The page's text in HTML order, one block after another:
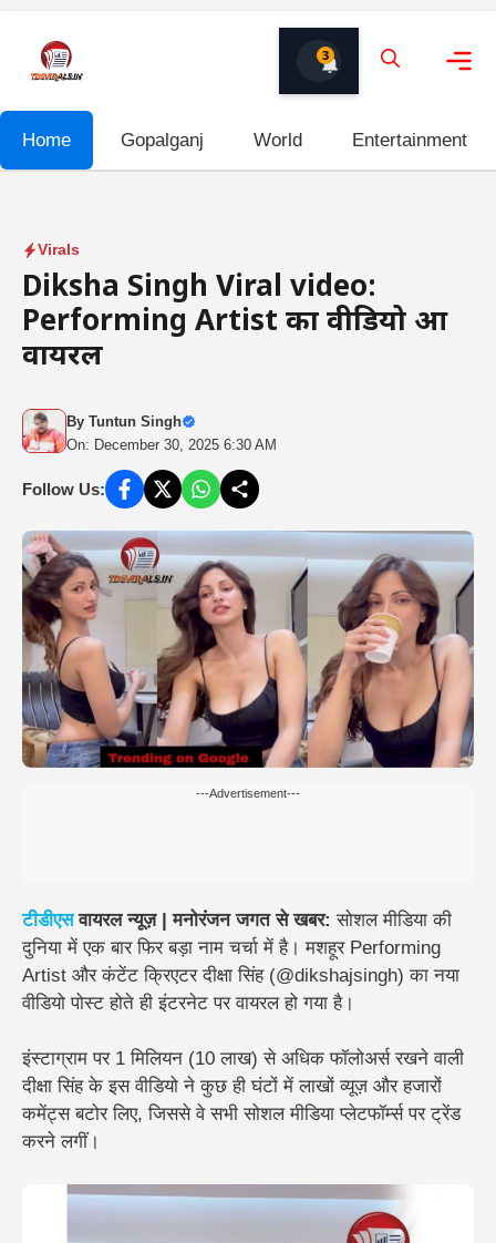
content
3
Home Gopalganj World Entertainment
Virals
Diksha Singh Viral video:
Performing Artist का वीडियो हुआ
वायरल
By Tuntun Singh
On: December 30, 2025 6:30 AM
Follow Us:
---Advertisement---
टीडीएसवायरल न्यूज़ | मनोरंजन जगत से खबर:सोशल मीडिया की
दुनिया में एक बार फिर बड़ा नाम चर्चा में है। मशहूर Performing
Artist और कंटेंट क्रिएटरदीक्षा सिंह (@dikshajsingh) का नया
वीडियो पोस्ट होते ही इंटरनेट पर वायरल हो गया है।
इंस्टाग्राम पर 1 मिलियन (10 लाख) से अधिक फॉलोअर्सरखने वाली
दीक्षा सिंह के इस वीडियो ने कुछ ही घंटों में लाखों व्यूज़ और हजारों
कमेंट्स बटोर लिए, जिससे वे सभी सोशल मीडिया प्लेटफॉर्म्स पर ट्रेंड
करने लगीं।